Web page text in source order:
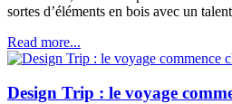
sortes d’éléments en bois avec un
Read more...
Design Trip : le voyage